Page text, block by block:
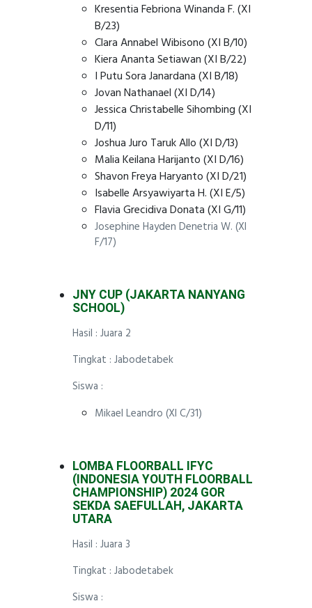
Kresentia Febriona Winanda F. (XI
B/23)
Clara Annabel Wibisono (XI B/10)
Kiera Ananta Setiawan (XI B/22)
I Putu Sora Janardana (XI B/18)
Jovan Nathanael (XI D/14)
Jessica Christabelle Sihombing (XI
D/11)
Joshua Juro Taruk Allo (XI D/13)
Malia Keilana Harijanto (XI D/16)
Shavon Freya Haryanto (XI D/21)
Isabelle Arsyawiyarta H. (XI E/5)
Flavia Grecidiva Donata (XI G/11)
Josephine Hayden Denetria W. (XI
F/17)
JNY CUP (JAKARTA NANYANG
SCHOOL)
Hasil : Juara 2
Tingkat : Jabodetabek
Siswa :
Mikael Leandro (XI C/31)
LOMBA FLOORBALL IFYC
(INDONESIA YOUTH FLOORBALL
CHAMPIONSHIP) 2024 GOR
SEKDA SAEFULLAH, JAKARTA
UTARA
Hasil : Juara 3
Tingkat : Jabodetabek
Siswa :